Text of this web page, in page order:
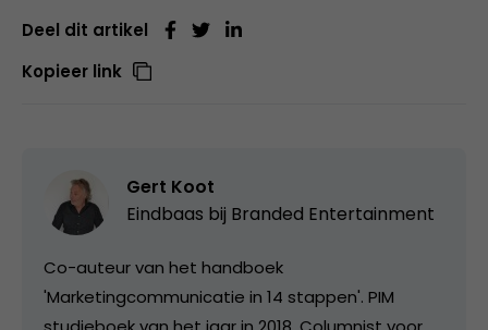
Deel dit artikel
Kopieer link
Gert Koot
Eindbaas bij Branded Entertainment
Co-auteur van het handboek
'Marketingcommunicatie in 14 stappen'. PIM